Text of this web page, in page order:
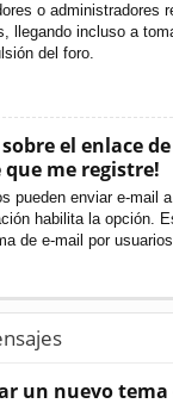
o administradores
llegando incluso a
del foro.
el enlace
que me registre!
pueden enviar e-mail
habilita la opción.
de e-mail por usuarios
un nuevo